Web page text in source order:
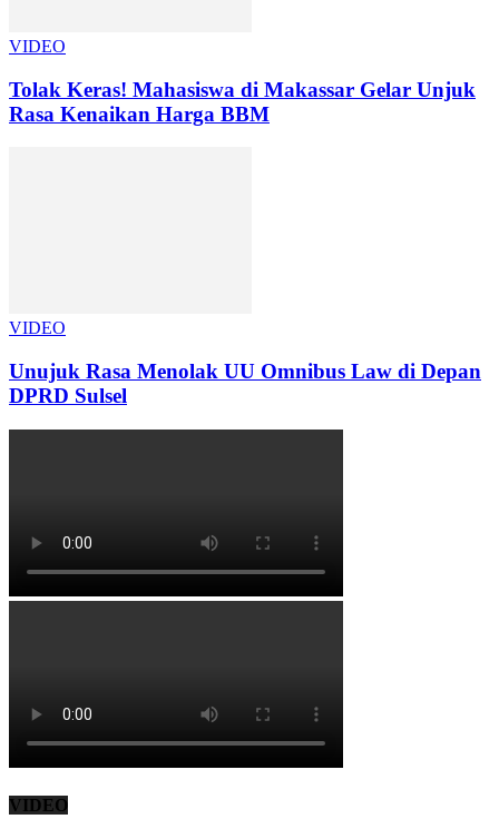
VIDEO
Tolak Keras! Mahasiswa di Makassar Gelar Unjuk
Rasa Kenaikan Harga BBM
VIDEO
Unujuk Rasa Menolak UU Omnibus Law di Depan
DPRD Sulsel
VIDEO